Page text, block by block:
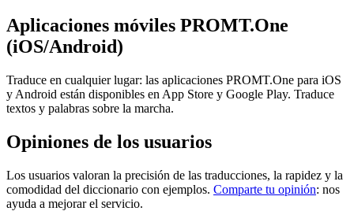
Aplicaciones móviles PROMT.One
(iOS/Android)
Traduce en cualquier lugar: las aplicaciones PROMT.One para iOS
y Android están disponibles en App Store y Google Play. Traduce
textos y palabras sobre la marcha.
Opiniones de los usuarios
Los usuarios valoran la precisión de las traducciones, la rapidez y la
comodidad del diccionario con ejemplos. Comparte tu opinión: nos
ayuda a mejorar el servicio.